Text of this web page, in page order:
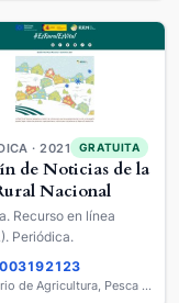
· 2021 GRATUITA
de Noticias de la
Nacional
Recurso en línea
Periódica.
003192123
Ministerio de Agricultura, Pesca y Alimentación